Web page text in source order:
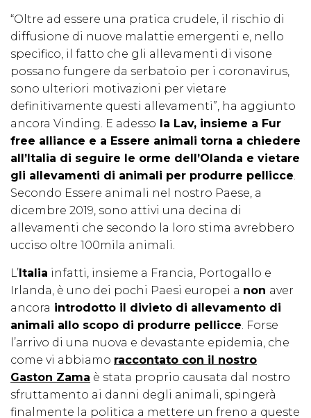
“Oltre ad essere una pratica crudele, il rischio di
diffusione di nuove malattie emergenti e, nello
specifico, il fatto che gli allevamenti di visone
possano fungere da serbatoio per i coronavirus,
sono ulteriori motivazioni per vietare
definitivamente questi allevamenti”, ha aggiunto
ancora Vinding. E adesso la Lav, insieme a Fur
free alliance e a Essere animali torna a chiedere
all’Italia di seguire le orme dell’Olanda e vietare
gli allevamenti di animali per produrre pellicce.
Secondo Essere animali nel nostro Paese, a
dicembre 2019, sono attivi una decina di
allevamenti che secondo la loro stima avrebbero
ucciso oltre 100mila animali.
L’ Italia infatti, insieme a Francia, Portogallo e
Irlanda, è uno dei pochi Paesi europei a non aver
ancora introdotto il divieto di allevamento di
animali allo scopo di produrre pellicce. Forse
l’arrivo di una nuova e devastante epidemia, che
come vi abbiamo raccontato con il nostro
Gaston Zama è stata proprio causata dal nostro
sfruttamento ai danni degli animali, spingerà
finalmente la politica a mettere un freno a queste